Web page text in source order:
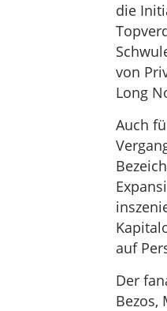
die
von
Long
Auch
auf
Der
Bezos,